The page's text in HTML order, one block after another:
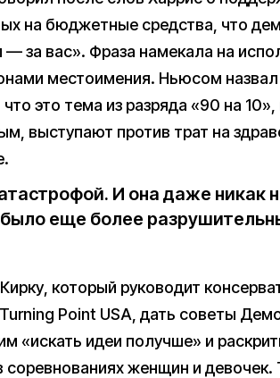
на бюджетные средства, что
— за вас». Фраза намекала на
местоимения. Ньюсом
это тема из разряда «90 на
выступают против трат на
И она даже никак
было еще более
который руководит
Point USA, дать советы
«искать идеи получше» и
соревнованиях женщин и девочек.